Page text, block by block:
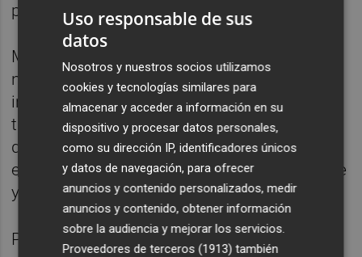
participado activamente en la elección final.
Marta Nogueras ha destacado “Este evento
nos permite poner en valor a referentes que
inspiran, visibilizar su impacto y, al mismo
tiempo, generar nuevas oportunidades para
que las próximas generaciones de
emprendedoras puedan crecer, desarrollarse
y liderar proyectos con ambición”.
Por su parte, la ganadora Paula Sánchez ha
Uso responsable de sus
datos
Nosotros y nuestros socios utilizamos
cookies y tecnologías similares para
almacenar y acceder a información en su
dispositivo y procesar datos personales,
como su dirección IP, identificadores únicos
y datos de navegación, para ofrecer
anuncios y contenido personalizados, medir
anuncios y contenido, obtener información
sobre la audiencia y mejorar los servicios.
Proveedores de terceros (1913) también